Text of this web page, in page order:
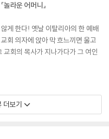
라운 어머니』
게 한다! 옛날 이탈리아의 한 예배
회 의자에 앉아 막 흐느끼면 울고
교회의 목사가 지나가다가 그 여인
졌습니다.”
더보기